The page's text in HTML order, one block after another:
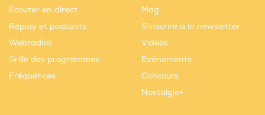
Ecouter en direct
Replay et podcasts
Webradios
Grille des programmes
Fréquences
Mag
S'inscrire à la newsletter
Vidéos
Evènements
Concours
Nostalgie+